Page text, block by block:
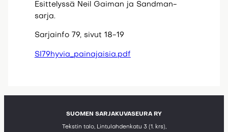
Esittelyssä Neil Gaiman ja Sandman-
sarja.
Sarjainfo 79, sivut 18-19
SI79hyvia_painajaisia.pdf
SUOMEN SARJAKUVASEURA RY
Tekstin talo, Lintulahdenkatu 3 (1. krs),